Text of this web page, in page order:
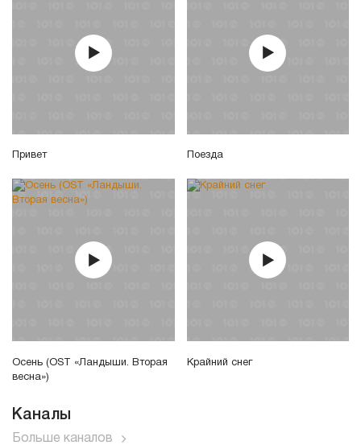
Привет Поезда
Осень (OST «Ландыши. Вторая
весна»)
Крайний снег
Каналы
Больше каналов